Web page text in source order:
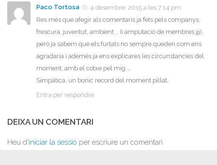
Paco Tortosa
4 desembre, 2015 a les 7:14 pm
Res més que afegir als comentaris ja fets pels companys,
frescura, juventut, ambient .. (i amputació de membres jjj),
però ja sabem que els furtats no sempre queden com ens
agradaría i ademés ja ens explicares les circunstancies del
moment, amb el cotxe pel mig …
Simpàtica, un bonic record del moment pillat.
Entra per respondre
DEIXA UN COMENTARI
Heu d'iniciar la sessió per escriure un comentari.